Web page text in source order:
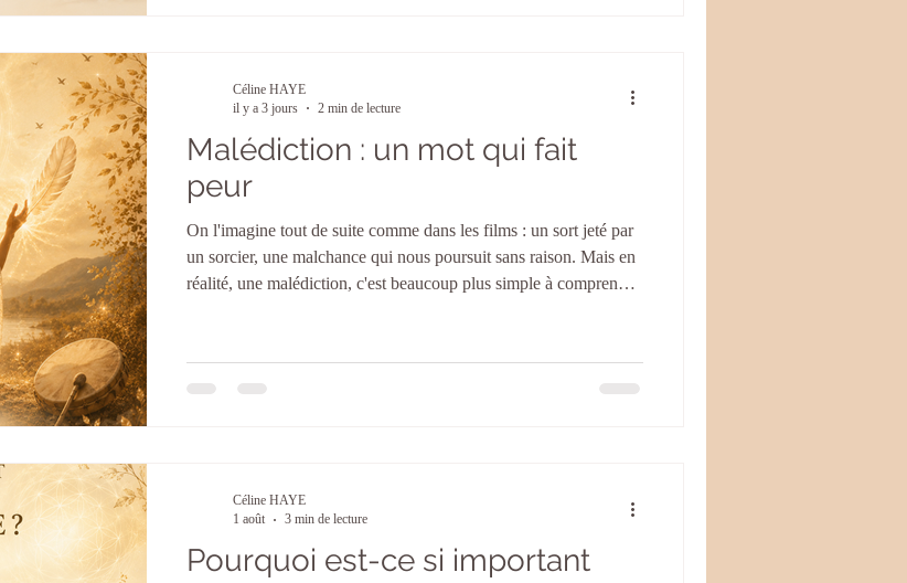
Malédiction : un mot qui fait
peur
On l'imagine tout de suite comme dans les films : un sort jeté par
un sorcier, une malchance qui nous poursuit sans raison. Mais en
réalité, une malédiction, c'est beaucoup plus simple à comprendre
qui vient bloquer, freiner, ou abîmer une partie de notre vie. Elle
Céline HAYE
il y a 3 jours
2 min de lecture
Pourquoi est-ce si important
Céline HAYE
1 août
3 min de lecture